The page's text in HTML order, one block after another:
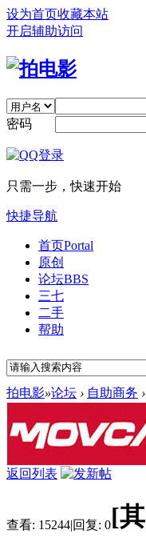
设为首页收藏本站
开启辅助访问
密码
只需一步，快速开始
快捷导航
首页Portal
原创
论坛BBS
三七
二手
帮助
拍电影»论坛 › 自助商务 ›
返回列表
查看: 15244|回复: 0[